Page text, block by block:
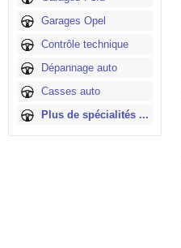
Garages Opel
Contrôle technique
Dépannage auto
Casses auto
Plus de spécialités ...